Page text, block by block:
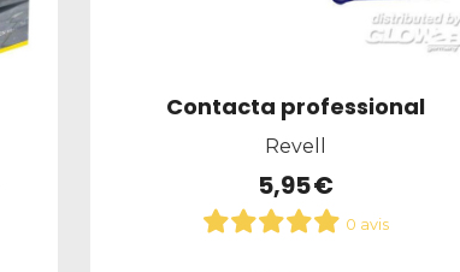
Contacta professional
Revell
5,95€
0 avis